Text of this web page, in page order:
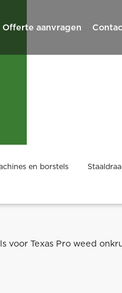
Offerte aanvragen
en borstels
voor Texas Pro weed